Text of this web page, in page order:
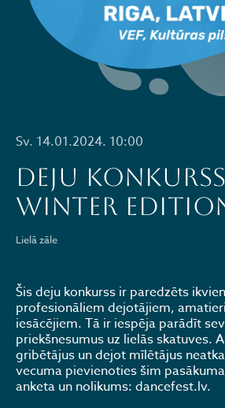
Sv. 14.01.2024. 10:00
DEJU
WINTER
Lielā zāle
Šis deju konkurss ir paredzēts
profesionāliem dejotājiem,
iesācējiem. Tā ir iespēja parādīt
priekšnesumus uz lielās skatuves.
gribētājus un dejot mīlētājus
vecuma pievienoties šim
anketa un nolikums: dancefest.lv.